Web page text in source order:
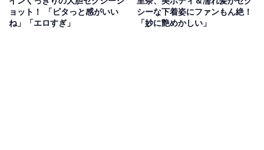
ョット！ 「ピタっと感がいい
ね」「エロすぎ」
シーな下着姿にファンもん絶！
「妙に艶めかしい」